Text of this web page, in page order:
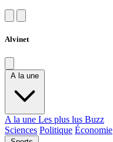
Alvinet
A la une
A la une Les plus lus Buzz
Sciences Politique Économie